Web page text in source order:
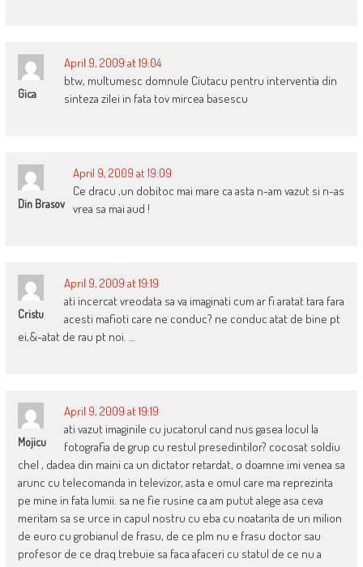
Gica
April 9, 2009 at 19:04
btw, multumesc domnule Ciutacu pentru interventia din
sinteza zilei in fata tov mircea basescu
Din Brasov
April 9, 2009 at 19:09
Ce dracu ,un dobitoc mai mare ca asta n-am vazut si n-as
vrea sa mai aud !
Cristu
April 9, 2009 at 19:19
ati incercat vreodata sa va imaginati cum ar fi aratat tara fara
acesti mafioti care ne conduc? ne conduc atat de bine pt
ei,&-atat de rau pt noi. …
Mojicu
April 9, 2009 at 19:19
ati vazut imaginile cu jucatorul cand nus gasea locul la
fotografia de grup cu restul presedintilor? cocosat soldiu
chel , dadea din maini ca un dictator retardat, o doamne imi venea sa
arunc cu telecomanda in televizor, asta e omul care ma reprezinta
pe mine in fata lumii. sa ne fie rusine ca am putut alege asa ceva
meritam sa se urce in capul nostru cu eba cu noatarita de un milion
de euro cu grobianul de frasu, de ce plm nu e frasu doctor sau
profesor de ce draq trebuie sa faca afaceri cu statul de ce nu a